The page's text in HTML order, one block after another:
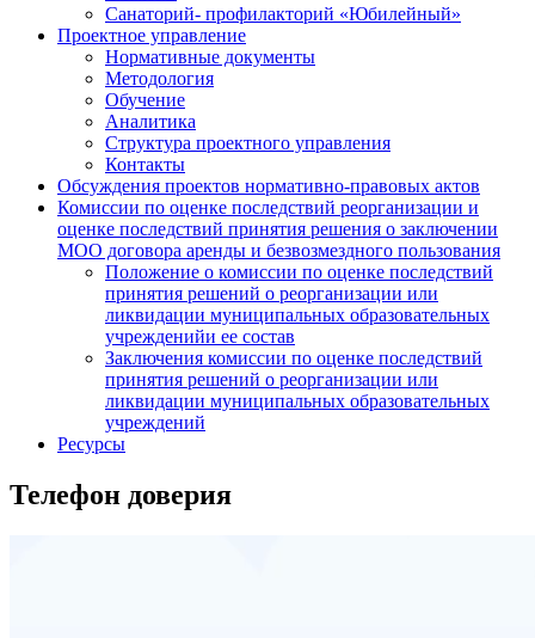
Санаторий- профилакторий «Юбилейный»
Проектное управление
Нормативные документы
Методология
Обучение
Аналитика
Структура проектного управления
Контакты
Обсуждения проектов нормативно-правовых актов
Комиссии по оценке последствий реорганизации и
оценке последствий принятия решения о заключении
МОО договора аренды и безвозмездного пользования
Положение о комиссии по оценке последствий
принятия решений о реорганизации или
ликвидации муниципальных образовательных
учрежденийи ее состав
Заключения комиссии по оценке последствий
принятия решений о реорганизации или
ликвидации муниципальных образовательных
учреждений
Ресурсы
Телефон доверия